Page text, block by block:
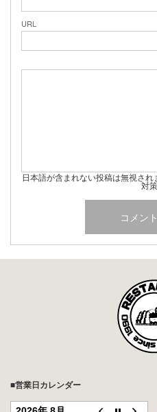
URL
日本語が含まれない投稿は無視さ
対
■営業日カレンダー